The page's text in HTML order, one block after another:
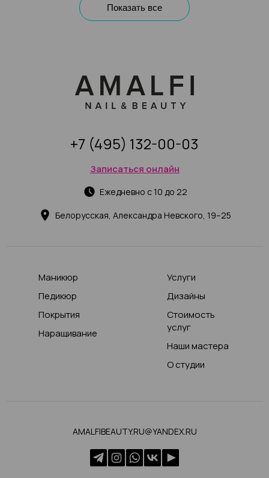
Показать все
Белорусская, Александра Невского, 19–25
Ежедневно с 10 до 22
Записаться онлайн
+7 (495) 132-00-03
Маникюр
Педикюр
Покрытия
Наращивание
Услуги
Дизайны
Стоимость
услуг
Наши мастера
О студии
AMALFIBEAUTY.RU@YANDEX.RU